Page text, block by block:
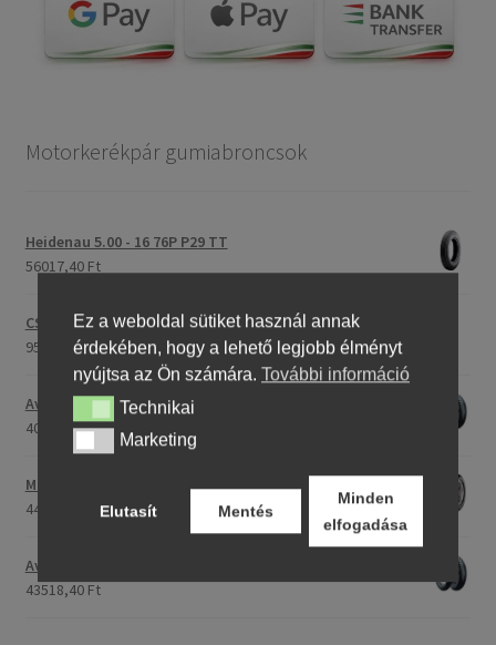
Motorkerékpár gumiabroncsok
Heidenau 5.00 - 16 76P P29 TT
56017,40 Ft
CST C-186 3.00 - 23 59P TT (első/hátsó)
95187,21 Ft
Avon Roadrider MKII 90/90 - 18 51V TL (első/hátsó)
40520,37 Ft
Maxxis M-6011 170/80 - 15 77H TL (hátsó gumi)
44456,18 Ft
Avon Roadrider MKII 110/80 - 18 (58V) TL (első/hátsó)
43518,40 Ft
Ez a weboldal sütiket használ annak
érdekében, hogy a lehető legjobb élményt
nyújtsa az Ön számára. További információ
TechnikaiTechnikai
MarketingMarketing
Elutasít Mentés
Minden
elfogadása